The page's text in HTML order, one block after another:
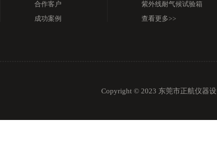
合作客户
成功案例
紫外线耐气候试验箱
查看更多>>
Copyright © 2023 东莞市正航仪器